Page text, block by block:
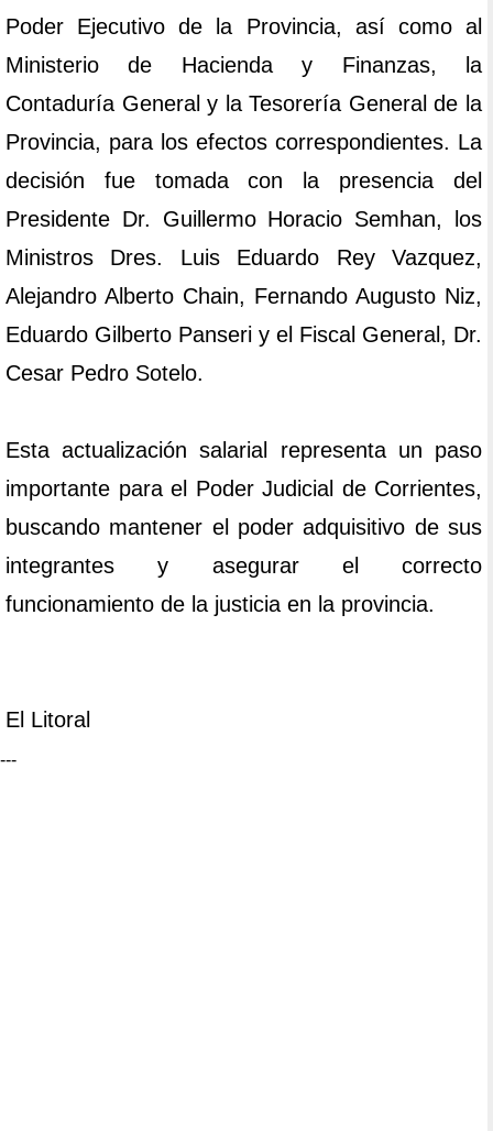
Poder Ejecutivo de la Provincia, así como al
Ministerio de Hacienda y Finanzas, la
Contaduría General y la Tesorería General de la
Provincia, para los efectos correspondientes. La
decisión fue tomada con la presencia del
Presidente Dr. Guillermo Horacio Semhan, los
Ministros Dres. Luis Eduardo Rey Vazquez,
Alejandro Alberto Chain, Fernando Augusto Niz,
Eduardo Gilberto Panseri y el Fiscal General, Dr.
Cesar Pedro Sotelo.
Esta actualización salarial representa un paso
importante para el Poder Judicial de Corrientes,
buscando mantener el poder adquisitivo de sus
integrantes y asegurar el correcto
funcionamiento de la justicia en la provincia.
El Litoral
---